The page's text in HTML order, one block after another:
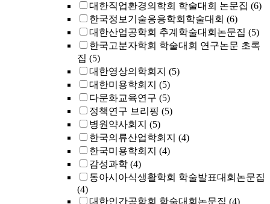
대한직업환경의학회 학술대회 논문집 (6)
한국정보기술응용학회학술대회 (6)
대한산업공학회 추계학술대회논문집 (5)
한국고분자학회 학술대회 연구논문 초록
집 (5)
대한영상의학회지 (5)
대한미용학회지 (5)
다문화교육연구 (5)
정책연구 브리핑 (5)
병원약사회지 (5)
한국의류산업학회지 (4)
한국미용학회지 (4)
감성과학 (4)
동아시아식생활학회 학술발표대회논문집
(4)
대한인간공학회 학술대회논문집 (4)